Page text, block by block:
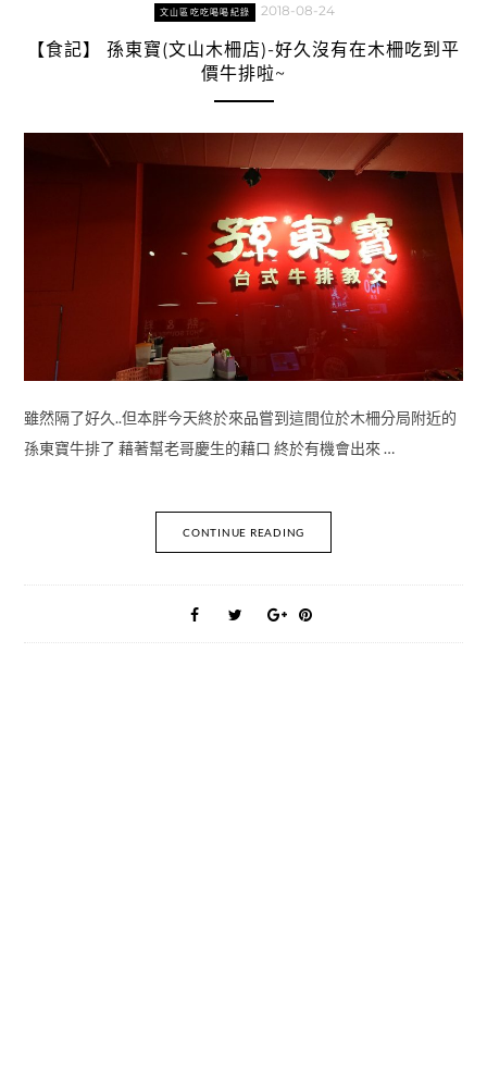
文山區吃吃喝喝紀錄 2018-08-24
【食記】 孫東寶(文山木柵店)-好久沒有在木柵吃到平
價牛排啦~
雖然隔了好久..但本胖今天終於來品嘗到這間位於木柵分局附近的
孫東寶牛排了 藉著幫老哥慶生的藉口 終於有機會出來 …
CONTINUE READING